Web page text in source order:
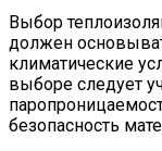
Выбор
должен
климатические
выборе следует
безопасность